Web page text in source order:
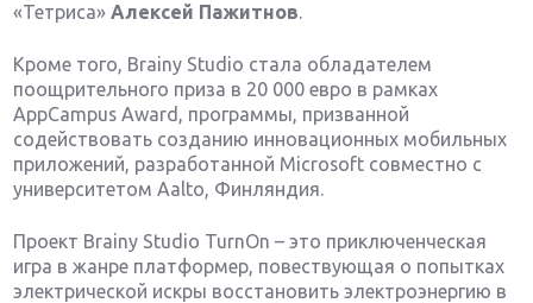
«Тетриса»Алексей Пажитнов.
Кроме того, Brainy Studio стала обладателем
поощрительного приза в 20 000 евро в рамках
AppCampus Award, программы, призванной
содействовать созданию инновационных мобильных
приложений, разработанной Microsoft совместно с
университетом Aalto, Финляндия.
Проект Brainy Studio TurnOn – это приключенческая
игра в жанре платформер, повествующая о попытках
электрической искры восстановить электроэнергию в